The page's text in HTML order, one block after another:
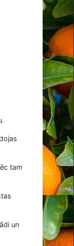
tam
un